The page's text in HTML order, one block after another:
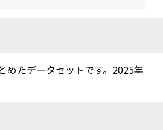
めたデータセットです。2025年